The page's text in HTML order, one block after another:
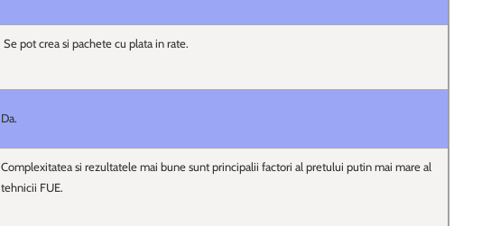
Se pot crea si pachete cu plata in rate.
Da.
Complexitatea si rezultatele mai bune sunt principalii factori al pretului putin mai mare al
tehnicii FUE.